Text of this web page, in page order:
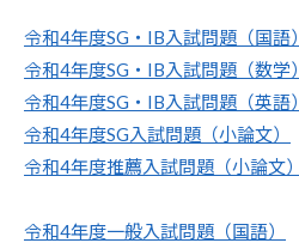
令和4年度SG・IB入試問題（国語）
令和4年度SG・IB入試問題（数学）
令和4年度SG・IB入試問題（英語）
令和4年度SG入試問題（小論文）
令和4年度推薦入試問題（小論文）
令和4年度一般入試問題（国語）